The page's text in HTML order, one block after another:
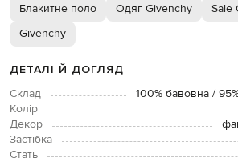
Блакитне поло Одяг Givenchy Sale
Givenchy
ДЕТАЛІ Й ДОГЛЯД
Склад
100% бавовна /
Колір
Декор
Застібка